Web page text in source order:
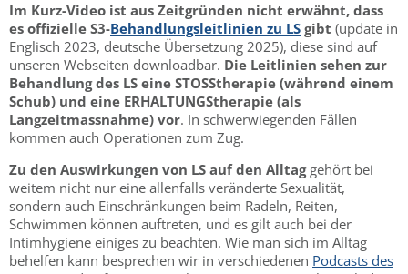
Im Kurz-Video ist aus Zeitgründen nicht erwähnt, dass
es offizielle S3-Behandlungsleitlinien zu LS gibt (update in
Englisch 2023, deutsche Übersetzung 2025), diese sind auf
unseren Webseiten downloadbar. Die Leitlinien sehen zur
Behandlung des LS eine STOSStherapie (während einem
Schub) und eine ERHALTUNGStherapie (als
Langzeitmassnahme) vor. In schwerwiegenden Fällen
kommen auch Operationen zum Zug.
Zu den Auswirkungen von LS auf den Alltaggehört bei
weitem nicht nur eine allenfalls veränderte Sexualität,
sondern auch Einschränkungen beim Radeln, Reiten,
Schwimmen können auftreten, und es gilt auch bei der
Intimhygiene einiges zu beachten. Wie man sich im Alltag
behelfen kann besprechen wir in verschiedenen Podcasts des